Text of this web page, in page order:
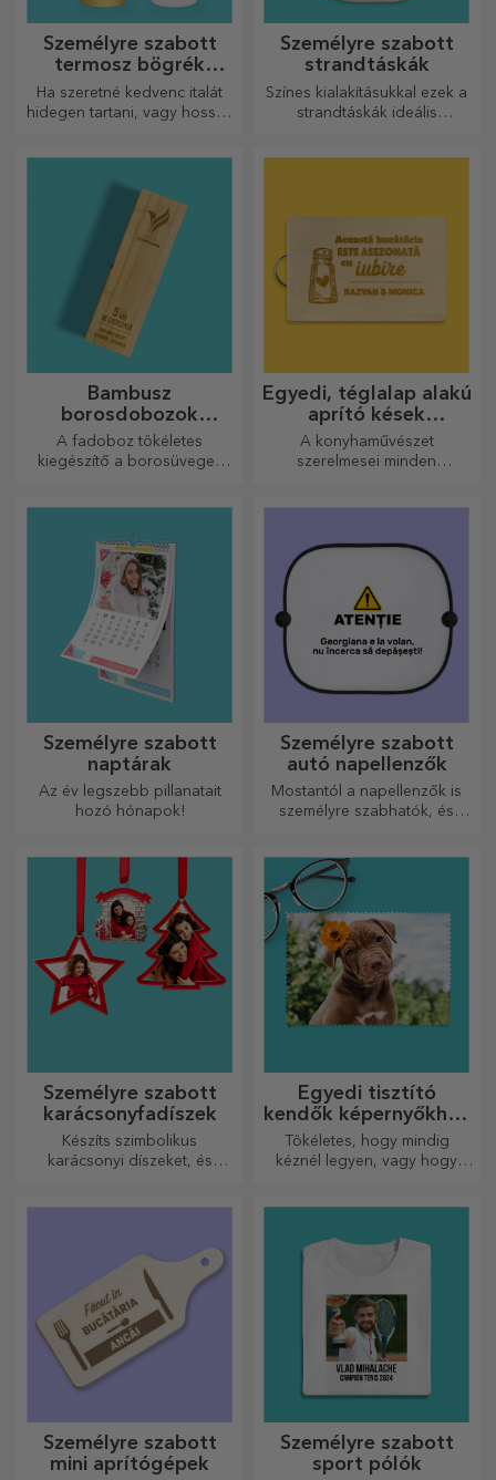
Személyre szabott
termosz bögrék
fogantyúval és
szívószállal
Ha szeretné kedvenc italát
hidegen tartani, vagy hosszú
választás ilyen esetekre.
Személyre szabott
strandtáskák
Színes kialakításukkal ezek a
strandtáskák ideális
Bambusz
borosdobozok
kiegészítőkkel
A fadoboz tökéletes
kiegészítő a borosüvegek
Egyedi, téglalap alakú
aprító kések
fogantyúval
A konyhaművészet
szerelmesei minden
készülnek. Válassza ki a
Személyre szabott
naptárak
Az év legszebb pillanatait
hozó hónapok!
Személyre szabott
autó napellenzők
Mostantól a napellenzők is
személyre szabhatók, és
Személyre szabott
karácsonyfadíszek
Készíts szimbolikus
karácsonyi díszeket, és
Egyedi tisztító
kendők képernyőkhöz
és szemüvegekhez
Tökéletes, hogy mindig
kéznél legyen, vagy hogy
Személyre szabott
mini aprítógépek
Személyre szabott
sport pólók